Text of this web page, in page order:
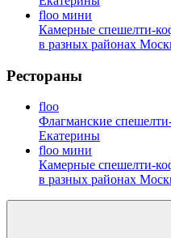
floo мини
Камерные спешелти-
в разных районах
Рестораны
floo
Флагманские
Екатерины
floo мини
Камерные спешелти-
в разных районах